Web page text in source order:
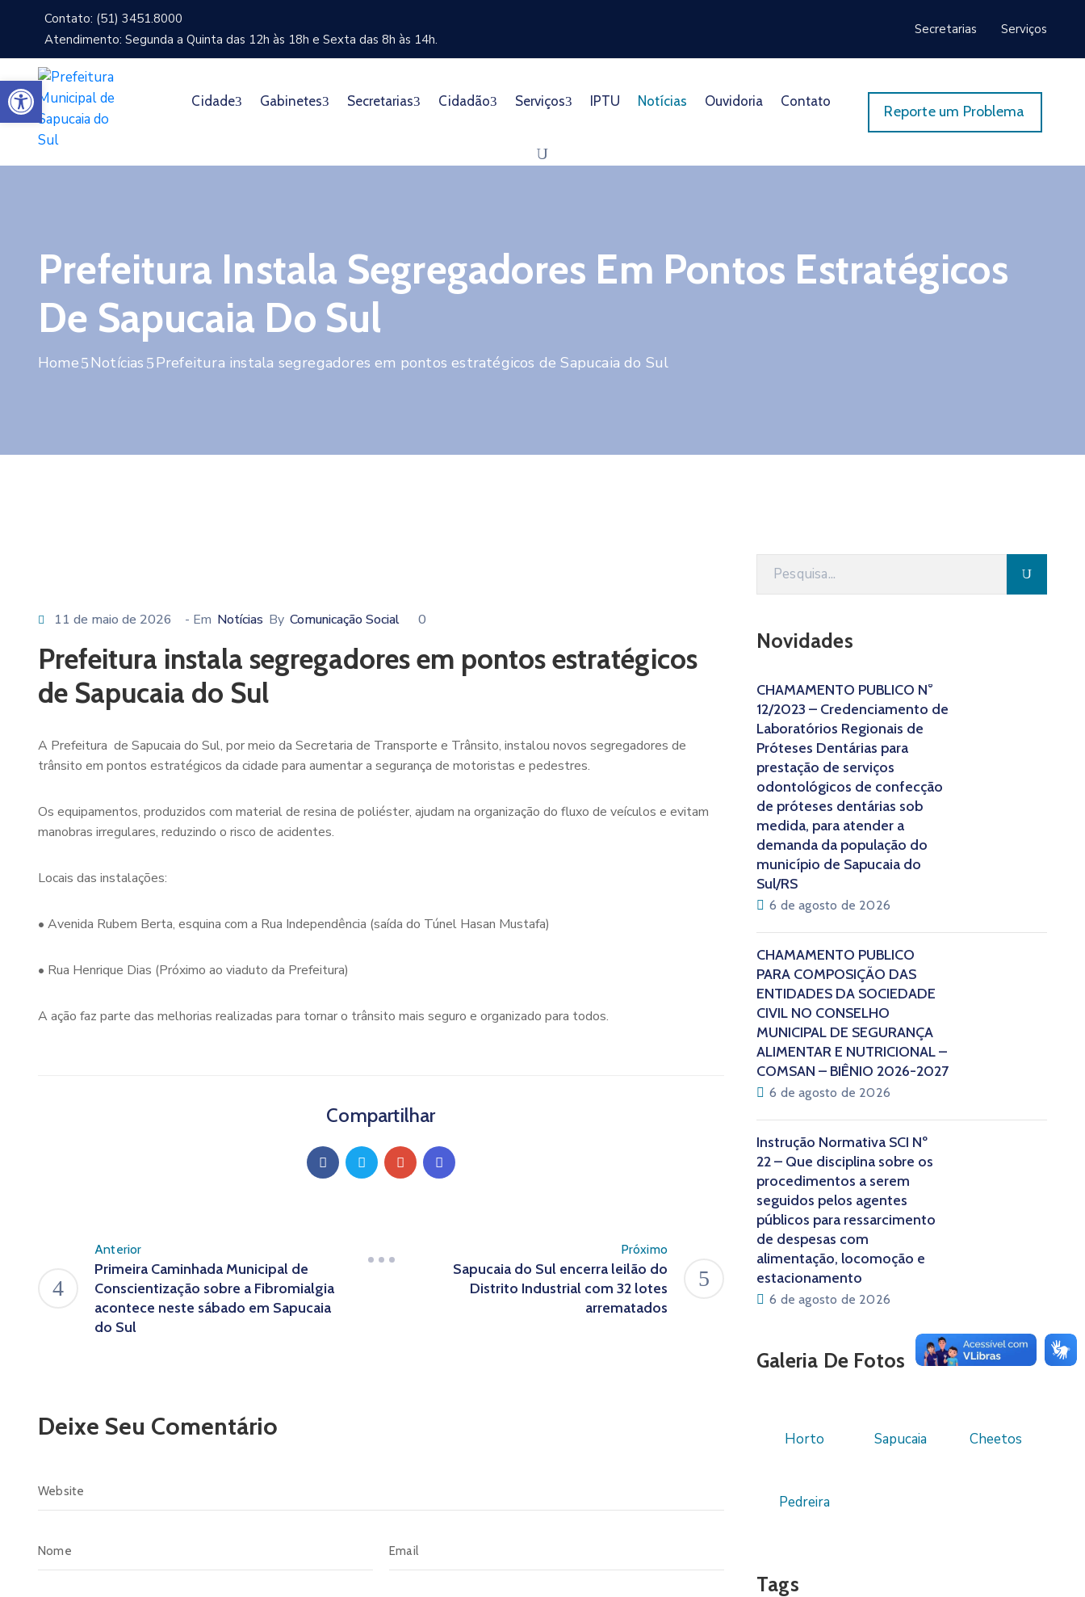
Contato: (51) 3451.8000
Atendimento: Segunda a Quinta das 12h às 18h e Sexta das 8h às 14h.
Secretarias Serviços
Cidade Gabinetes Secretarias Cidadão Serviços IPTU Notícias Ouvidoria Contato
Reporte um Problema
Prefeitura Instala Segregadores Em Pontos Estratégicos
De Sapucaia Do Sul
Home Notícias Prefeitura instala segregadores em pontos estratégicos de Sapucaia do Sul
11 de maio de 2026 - Em Notícias By Comunicação Social 0
Prefeitura instala segregadores em pontos estratégicos
de Sapucaia do Sul
A Prefeitura de Sapucaia do Sul, por meio da Secretaria de Transporte e Trânsito, instalou novos segregadores de
trânsito em pontos estratégicos da cidade para aumentar a segurança de motoristas e pedestres.
Os equipamentos, produzidos com material de resina de poliéster, ajudam na organização do fluxo de veículos e evitam
manobras irregulares, reduzindo o risco de acidentes.
Locais das instalações:
• Avenida Rubem Berta, esquina com a Rua Independência (saída do Túnel Hasan Mustafa)
• Rua Henrique Dias (Próximo ao viaduto da Prefeitura)
A ação faz parte das melhorias realizadas para tornar o trânsito mais seguro e organizado para todos.
Compartilhar
Anterior
Primeira Caminhada Municipal de
Conscientização sobre a Fibromialgia
acontece neste sábado em Sapucaia
do Sul
Próximo
Sapucaia do Sul encerra leilão do
Distrito Industrial com 32 lotes
arrematados
Deixe Seu Comentário
Novidades
CHAMAMENTO PÚBLICO N°
12/2023 – Credenciamento de
Laboratórios Regionais de
Próteses Dentárias para
prestação de serviços
odontológicos de confecção
de próteses dentárias sob
medida, para atender a
demanda da população do
município de Sapucaia do
Sul/RS
6 de agosto de 2026
CHAMAMENTO PÚBLICO
PARA COMPOSIÇÃO DAS
ENTIDADES DA SOCIEDADE
CIVIL NO CONSELHO
MUNICIPAL DE SEGURANÇA
ALIMENTAR E NUTRICIONAL –
COMSAN – BIÊNIO 2026-2027
6 de agosto de 2026
Instrução Normativa SCI Nº
22 – Que disciplina sobre os
procedimentos a serem
seguidos pelos agentes
públicos para ressarcimento
de despesas com
alimentação, locomoção e
estacionamento
6 de agosto de 2026
Galeria De Fotos
Horto Sapucaia Cheetos
Pedreira
Tags
Abrir a barra de ferramentas